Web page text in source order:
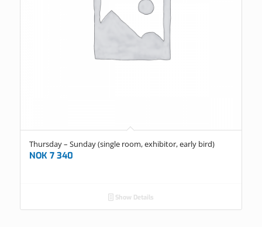
Thursday – Sunday (single room, exhibitor, early bird)
NOK7 340
Show Details